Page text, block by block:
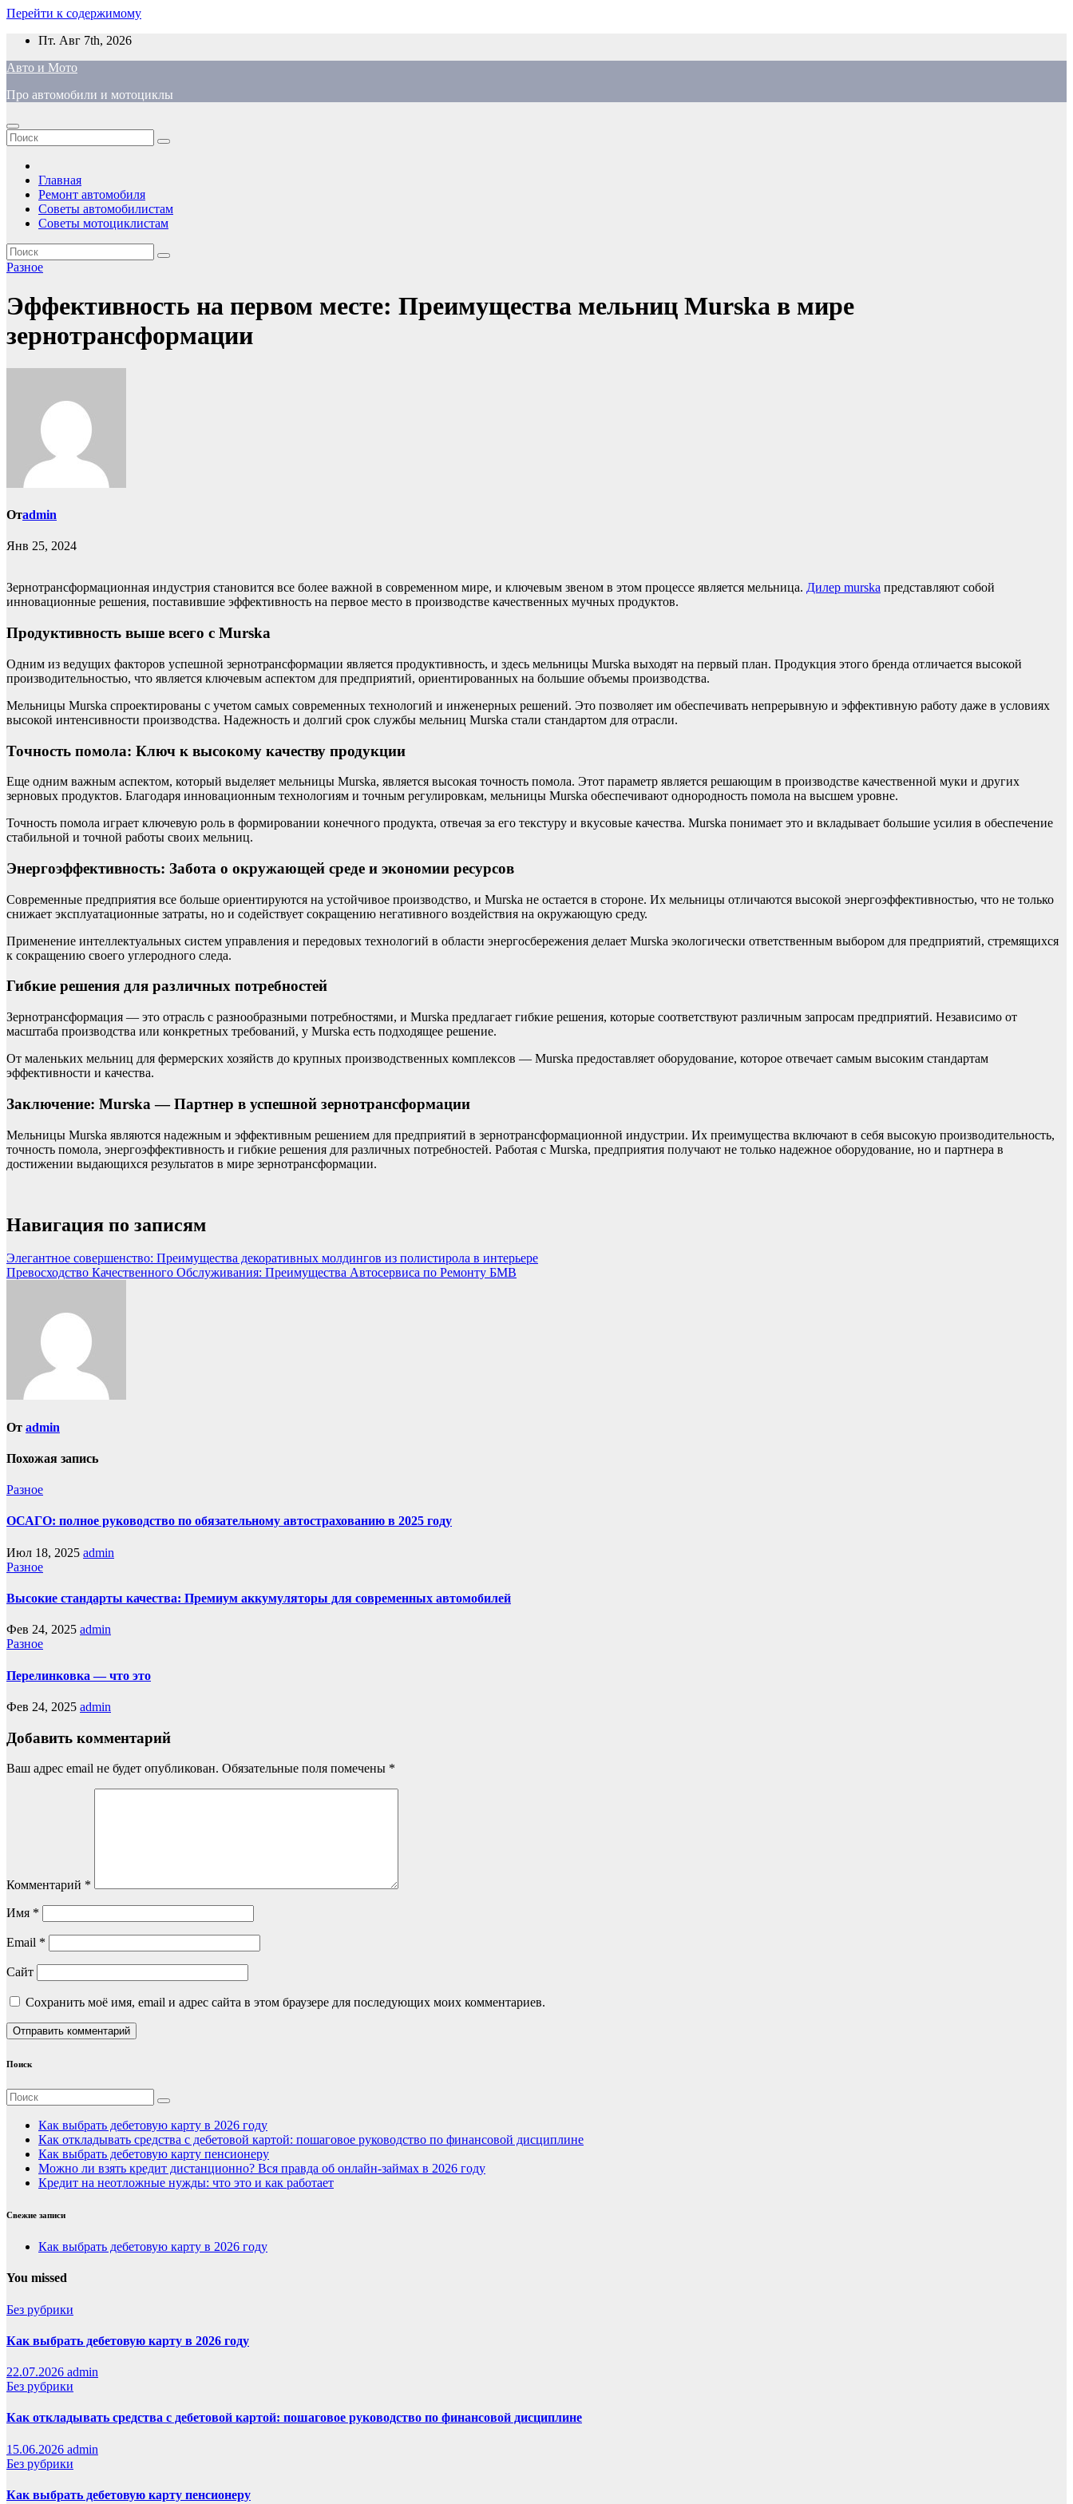
Перейти к содержимому
Пт. Авг 7th, 2026
Авто и Мото
Про автомобили и мотоциклы
Главная
Ремонт автомобиля
Советы автомобилистам
Советы мотоциклистам
Разное
Эффективность на первом месте: Преимущества мельниц Murska в мире
зернотрансформации
Отadmin
Янв 25, 2024
Зернотрансформационная индустрия становится все более важной в современном мире, и ключевым звеном в этом процессе является мельница. Дилер murska представляют собой
инновационные решения, поставившие эффективность на первое место в производстве качественных мучных продуктов.
Продуктивность выше всего с Murska
Одним из ведущих факторов успешной зернотрансформации является продуктивность, и здесь мельницы Murska выходят на первый план. Продукция этого бренда отличается высокой
производительностью, что является ключевым аспектом для предприятий, ориентированных на большие объемы производства.
Мельницы Murska спроектированы с учетом самых современных технологий и инженерных решений. Это позволяет им обеспечивать непрерывную и эффективную работу даже в условиях
высокой интенсивности производства. Надежность и долгий срок службы мельниц Murska стали стандартом для отрасли.
Точность помола: Ключ к высокому качеству продукции
Еще одним важным аспектом, который выделяет мельницы Murska, является высокая точность помола. Этот параметр является решающим в производстве качественной муки и других
зерновых продуктов. Благодаря инновационным технологиям и точным регулировкам, мельницы Murska обеспечивают однородность помола на высшем уровне.
Точность помола играет ключевую роль в формировании конечного продукта, отвечая за его текстуру и вкусовые качества. Murska понимает это и вкладывает большие усилия в обеспечение
стабильной и точной работы своих мельниц.
Энергоэффективность: Забота о окружающей среде и экономии ресурсов
Современные предприятия все больше ориентируются на устойчивое производство, и Murska не остается в стороне. Их мельницы отличаются высокой энергоэффективностью, что не только
снижает эксплуатационные затраты, но и содействует сокращению негативного воздействия на окружающую среду.
Применение интеллектуальных систем управления и передовых технологий в области энергосбережения делает Murska экологически ответственным выбором для предприятий, стремящихся
к сокращению своего углеродного следа.
Гибкие решения для различных потребностей
Зернотрансформация — это отрасль с разнообразными потребностями, и Murska предлагает гибкие решения, которые соответствуют различным запросам предприятий. Независимо от
масштаба производства или конкретных требований, у Murska есть подходящее решение.
От маленьких мельниц для фермерских хозяйств до крупных производственных комплексов — Murska предоставляет оборудование, которое отвечает самым высоким стандартам
эффективности и качества.
Заключение: Murska — Партнер в успешной зернотрансформации
Мельницы Murska являются надежным и эффективным решением для предприятий в зернотрансформационной индустрии. Их преимущества включают в себя высокую производительность,
точность помола, энергоэффективность и гибкие решения для различных потребностей. Работая с Murska, предприятия получают не только надежное оборудование, но и партнера в
достижении выдающихся результатов в мире зернотрансформации.
Навигация по записям
Элегантное совершенство: Преимущества декоративных молдингов из полистирола в интерьере
Превосходство Качественного Обслуживания: Преимущества Автосервиса по Ремонту БМВ
От admin
Похожая запись
Разное
ОСАГО: полное руководство по обязательному автострахованию в 2025 году
Июл 18, 2025 admin
Разное
Высокие стандарты качества: Премиум аккумуляторы для современных автомобилей
Фев 24, 2025 admin
Разное
Перелинковка — что это
Фев 24, 2025 admin
Добавить комментарий
Ваш адрес email не будет опубликован. Обязательные поля помечены *
Комментарий *
Имя *
Email *
Сайт
Сохранить моё имя, email и адрес сайта в этом браузере для последующих моих комментариев.
Поиск
Как выбрать дебетовую карту в 2026 году
Как откладывать средства с дебетовой картой: пошаговое руководство по финансовой дисциплине
Как выбрать дебетовую карту пенсионеру
Можно ли взять кредит дистанционно? Вся правда об онлайн-займах в 2026 году
Кредит на неотложные нужды: что это и как работает
Свежие записи
Как выбрать дебетовую карту в 2026 году
You missed
Без рубрики
Как выбрать дебетовую карту в 2026 году
22.07.2026 admin
Без рубрики
Как откладывать средства с дебетовой картой: пошаговое руководство по финансовой дисциплине
15.06.2026 admin
Без рубрики
Как выбрать дебетовую карту пенсионеру